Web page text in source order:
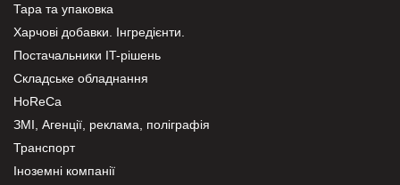
Тара та упаковка
Харчові добавки. Інгредієнти.
Постачальники IT-рішень
Складське обладнання
HoReCa
ЗМІ, Агенції, реклама, поліграфія
Транспорт
Іноземні компанії